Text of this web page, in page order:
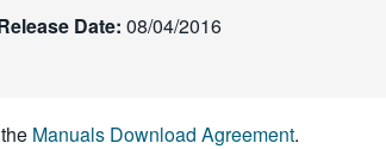
Date: 08/04/2016
Manuals Download Agreement.